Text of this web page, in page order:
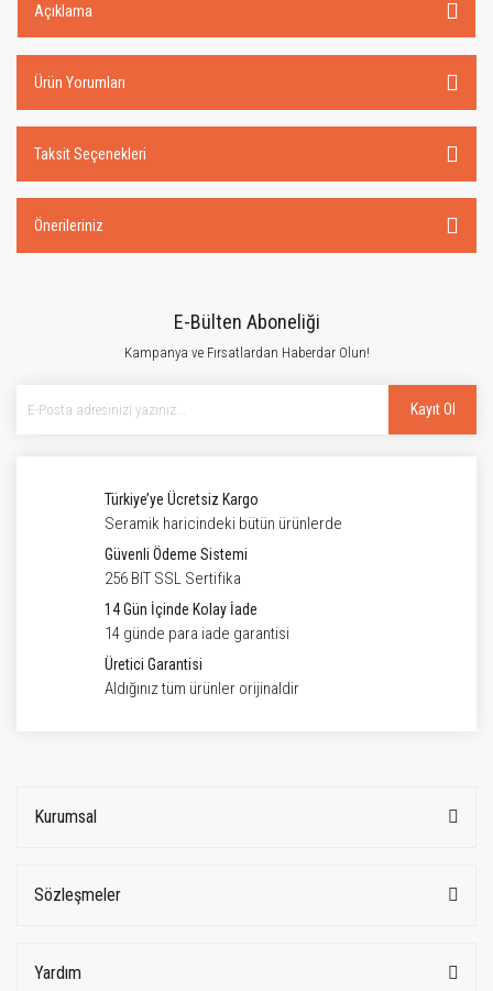
Açıklama
Ürün Yorumları
Taksit Seçenekleri
Önerileriniz
E-Bülten Aboneliği
Kampanya ve Fırsatlardan Haberdar Olun!
Kayıt Ol
Türkiye’ye Ücretsiz Kargo
Seramik haricindeki bütün ürünlerde
Güvenli Ödeme Sistemi
256 BIT SSL Sertifika
14 Gün İçinde Kolay İade
14 günde para iade garantisi
Üretici Garantisi
Aldığınız tüm ürünler orijinaldir
Kurumsal
Sözleşmeler
Yardım